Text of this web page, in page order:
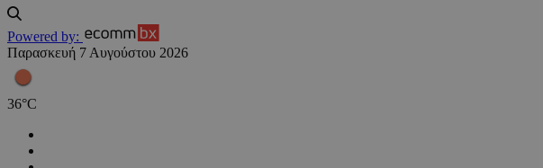
Powered by:
Παρασκευή 7 Αυγούστου 2026
36°C